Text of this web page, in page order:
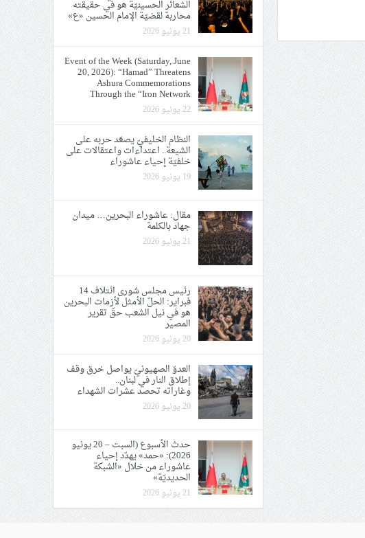
الشعائر الحسينيّة هو في حقيقته
محاربة لقضيّة الإمام الحسين «ع»
21 يونيو 2026
Event of the Week (Saturday, June
20, 2026): “Hamad” Threatens
Ashura Commemorations
Through the “Iron Network
22 يونيو 2026
النظام الخليفيّ يصعّد حربه على
الشيعة.. اعتداءات واعتقالات على
خلفيّة إحياء عاشوراء
19 يونيو 2026
مقال: عاشوراء البحرين… ميدان
جهاد بالكلمة
21 يونيو 2026
رئيس مجلس شورى ائتلاف 14
فبراير: الحلّ الأمثل لأزمات البحرين
هو في نيل الشعب حقّ تقرير
المصير
20 يونيو 2026
العدوّ الصهيونيّ يواصل خرق وقف
إطلاق النار في لبنان..
وغاراته تحصد عشرات الشهداء
20 يونيو 2026
حدث الأسبوع (السبت – 20 يونيو
2026): «حمد» يهدّد إحياء
عاشوراء من خلال «الشبكة
الحديديّة»
21 يونيو 2026